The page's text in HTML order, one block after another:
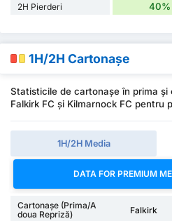
2H Pierderi 40%
1H/2H Cartonașe
Statisticile de cartonașe în prima
Falkirk FC și Kilmarnock FC pentru
1H/2H Media
DATA FOR PREMIUM
Cartonașe (Prima/A
doua Repriză)
Falkirk